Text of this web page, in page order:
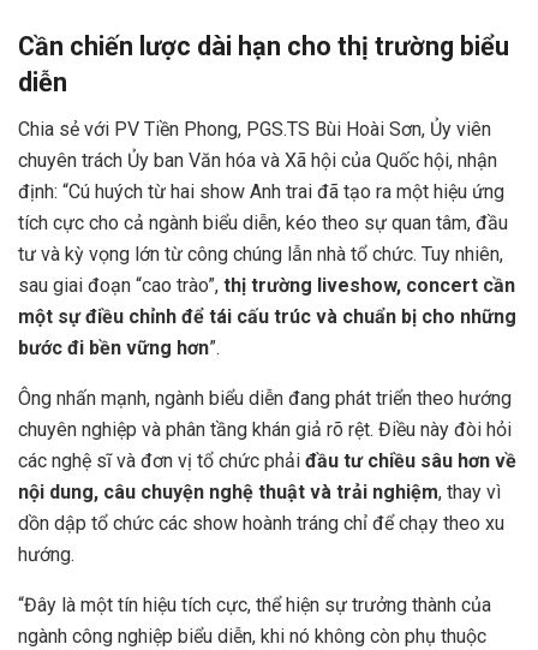
Cần chiến lược dài hạn cho thị trường biểu
diễn
Chia sẻ với PV Tiền Phong, PGS.TS Bùi Hoài Sơn, Ủy viên
chuyên trách Ủy ban Văn hóa và Xã hội của Quốc hội, nhận
định: “Cú huých từ hai show Anh trai đã tạo ra một hiệu ứng
tích cực cho cả ngành biểu diễn, kéo theo sự quan tâm, đầu
tư và kỳ vọng lớn từ công chúng lẫn nhà tổ chức. Tuy nhiên,
sau giai đoạn “cao trào”, thị trường liveshow, concert cần
một sự điều chỉnh để tái cấu trúc và chuẩn bị cho những
bước đi bền vững hơn”.
Ông nhấn mạnh, ngành biểu diễn đang phát triển theo hướng
chuyên nghiệp và phân tầng khán giả rõ rệt. Điều này đòi hỏi
các nghệ sĩ và đơn vị tổ chức phải đầu tư chiều sâu hơn về
nội dung, câu chuyện nghệ thuật và trải nghiệm, thay vì
dồn dập tổ chức các show hoành tráng chỉ để chạy theo xu
hướng.
“Đây là một tín hiệu tích cực, thể hiện sự trưởng thành của
ngành công nghiệp biểu diễn, khi nó không còn phụ thuộc